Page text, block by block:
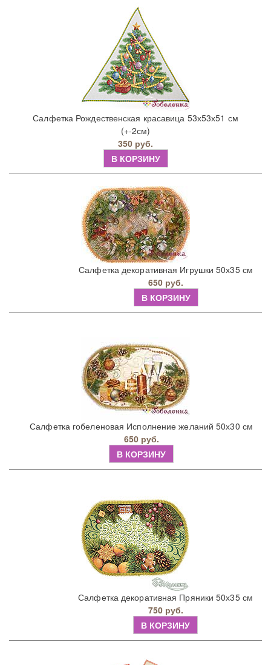
Салфетка Рождественская красавица 53х53х51 см
(+-2см)
350 руб.
В КОРЗИНУ
Салфетка декоративная Игрушки 50х35 см
650 руб.
В КОРЗИНУ
Салфетка гобеленовая Исполнение желаний 50х30 см
650 руб.
В КОРЗИНУ
Салфетка декоративная Пряники 50х35 см
750 руб.
В КОРЗИНУ